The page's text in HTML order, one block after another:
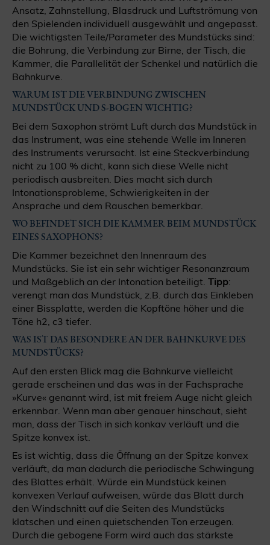
Ansatz, Zahnstellung, Blasdruck und Luftströmung von
den Spielenden individuell ausgewählt und angepasst.
Die wichtigsten Teile/Parameter des Mundstücks sind:
die Bohrung, die Verbindung zur Birne, der Tisch, die
Kammer, die Parallelität der Schenkel und natürlich die
Bahnkurve.
WARUM IST DIE VERBINDUNG ZWISCHEN
MUNDSTÜCK UND S-BOGEN WICHTIG?
Bei dem Saxophon strömt Luft durch das Mundstück in
das Instrument, was eine stehende Welle im Inneren
des Instruments verursacht. Ist eine Steckverbindung
nicht zu 100 % dicht, kann sich diese Welle nicht
periodisch ausbreiten. Dies macht sich durch
Intonationsprobleme, Schwierigkeiten in der
Ansprache und dem Rauschen bemerkbar.
WO BEFINDET SICH DIE KAMMER BEIM MUNDSTÜCK
EINES SAXOPHONS?
Die Kammer bezeichnet den Innenraum des
Mundstücks. Sie ist ein sehr wichtiger Resonanzraum
und Maßgeblich an der Intonation beteiligt. Tipp:
verengt man das Mundstück, z.B. durch das Einkleben
einer Bissplatte, werden die Kopftöne höher und die
Töne h2, c3 tiefer.
WAS IST DAS BESONDERE AN DER BAHNKURVE DES
MUNDSTÜCKS?
Auf den ersten Blick mag die Bahnkurve vielleicht
gerade erscheinen und das was in der Fachsprache
»Kurve« genannt wird, ist mit freiem Auge nicht gleich
erkennbar. Wenn man aber genauer hinschaut, sieht
man, dass der Tisch in sich konkav verläuft und die
Spitze konvex ist.
Es ist wichtig, dass die Öffnung an der Spitze konvex
verläuft, da man dadurch die periodische Schwingung
des Blattes erhält. Würde ein Mundstück keinen
konvexen Verlauf aufweisen, würde das Blatt durch
den Windschnitt auf die Seiten des Mundstücks
klatschen und einen quietschenden Ton erzeugen.
Durch die gebogene Form wird auch das stärkste